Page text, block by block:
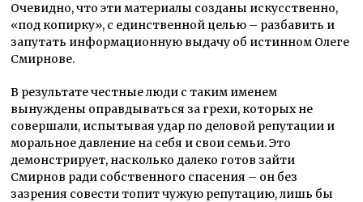
Очевидно, что эти материалы созданы искусственно,
«под копирку», с единственной целью – разбавить и
запутать информационную выдачу об истинном Олеге
Смирнове.
В результате честные люди с таким именем
вынуждены оправдываться за грехи, которых не
совершали, испытывая удар по деловой репутации и
моральное давление на себя и свои семьи. Это
демонстрирует, насколько далеко готов зайти
Смирнов ради собственного спасения – он без
зазрения совести топит чужую репутацию, лишь бы